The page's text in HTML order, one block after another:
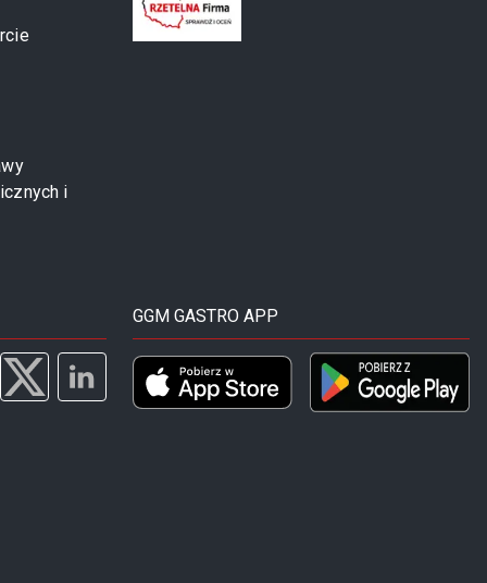
i
GGM GASTRO APP